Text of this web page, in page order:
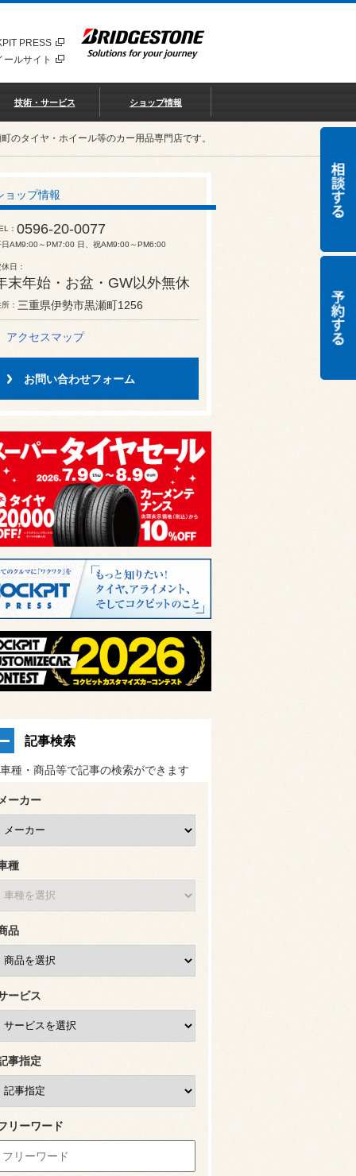
PRESS
ルサイト
技術・サービス ショップ情報
のタイヤ・ホイール等のカー用品専門店です。
ョップ情報
0596-20-0077
日AM9:00～PM7:00 日、祝AM9:00～PM6:00
日
末年始・お盆・GW以外無休
所 三重県伊勢市黒瀬町1256
アクセスマップ
お問い合わせフォーム
記事検索
種・商品等で記事の検索ができます
ーカー
種
品
ービス
事指定
リーワード